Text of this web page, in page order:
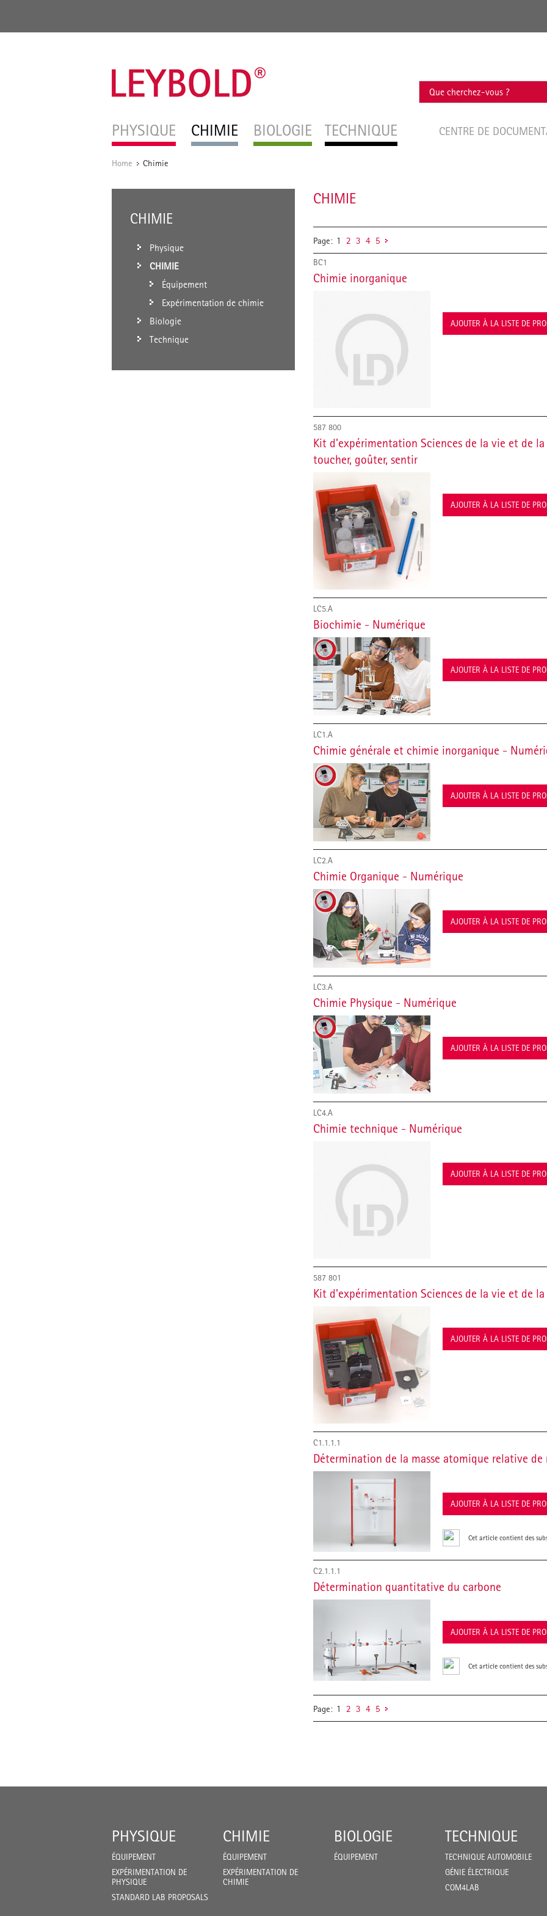
PHYSIQUE CHIMIE BIOLOGIE TECHNIQUE CENTRE DE
Home / Chimie
CHIMIE
Page: 1 2 3 4 5
BC1
Chimie inorganique
AJOUTER À LA LISTE DE
587 800
Kit d'expérimentation Sciences de la vie et de la
toucher, goûter, sentir
AJOUTER À LA LISTE DE
LC5.A
Biochimie - Numérique
AJOUTER À LA LISTE DE
LC1.A
Chimie générale et chimie inorganique -
AJOUTER À LA LISTE DE
LC2.A
Chimie Organique - Numérique
AJOUTER À LA LISTE DE
LC3.A
Chimie Physique - Numérique
AJOUTER À LA LISTE DE
LC4.A
Chimie technique - Numérique
AJOUTER À LA LISTE DE
587 801
Kit d'expérimentation Sciences de la vie et de la
AJOUTER À LA LISTE DE
C1.1.1.1
Détermination de la masse atomique relative de
AJOUTER À LA LISTE DE
Cet article contient des
C2.1.1.1
Détermination quantitative du carbone
AJOUTER À LA LISTE DE
Cet article contient des
Page: 1 2 3 4 5
CHIMIE
Physique
CHIMIE
Équipement
Expérimentation de chimie
Biologie
Technique
PHYSIQUE
ÉQUIPEMENT
EXPÉRIMENTATION DE
PHYSIQUE
STANDARD LAB PROPOSALS
CHIMIE
ÉQUIPEMENT
EXPÉRIMENTATION DE
CHIMIE
BIOLOGIE
ÉQUIPEMENT
TECHNIQUE
TECHNIQUE AUTOMOBILE
GÉNIE ÉLECTRIQUE
COM4LAB